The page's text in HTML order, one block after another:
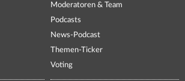
Moderatoren & Team
Podcasts
News-Podcast
Themen-Ticker
Voting